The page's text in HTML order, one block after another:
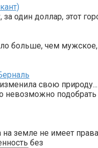
за один доллар, этот
больше, чем мужское,
свою
невозможно
земле не имеет
без